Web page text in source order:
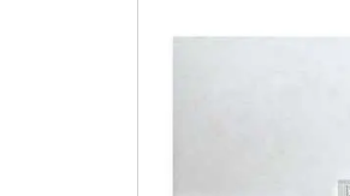
Gianluca